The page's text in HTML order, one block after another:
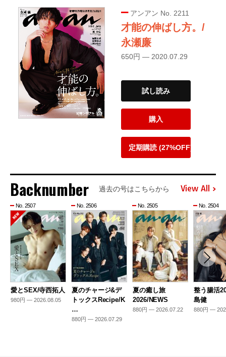
アンアン No. 2211
才能の伸ばし方。/
永瀬廉
650円 — 2020.07.29
試し読み
購入
定期購読 (27%OFF)
Backnumber 過去の号はこちらから View All
No. 2507
愛とSEX/寺西拓人
980円 — 2026.08.05
No. 2506
夏のチャージ&デ
トックスRecipe/K
…
880円 — 2026.07.29
No. 2505
夏の癒し旅
2026/NEWS
880円 — 2026.07.22
No. 2504
整う腸活
島健
880円 —